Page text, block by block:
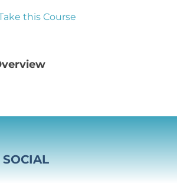
this Course